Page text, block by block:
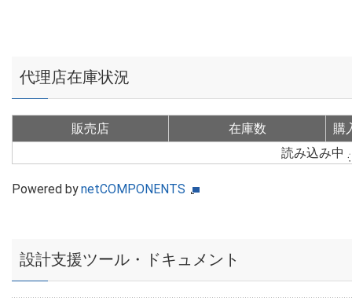
代理店在庫状況
販売店 在庫数
購
読み込み中
Powered bynetCOMPONENTS
設計支援ツール・ドキュメント